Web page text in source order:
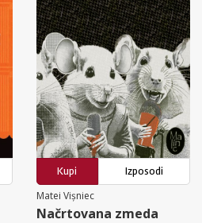
Kupi
Izposodi
Matei Vișniec
Načrtovana zmeda